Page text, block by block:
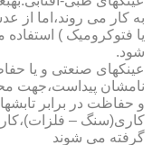
به کار می روند،اما از
یا فتوکرومیک )
شود.
عینکهای صنعتی و یا
نامشان پیداست،جهت
و حفاظت در برابر
کاری(سنگ – فلزات)،کار
گرفته می شوند